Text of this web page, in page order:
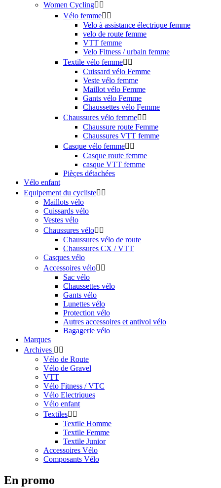
Women Cycling 
Vélo femme 
Velo à assistance électrique femme
velo de route femme
VTT femme
Velo Fitness / urbain femme
Textile vélo femme 
Cuissard vélo Femme
Veste vélo femme
Maillot vélo Femme
Gants vélo Femme
Chaussettes vélo Femme
Chaussures vélo femme 
Chaussure route Femme
Chaussures VTT femme
Casque vélo femme 
Casque route femme
casque VTT femme
Pièçes détachées
Vélo enfant
Equipement du cycliste 
Maillots vélo
Cuissards vélo
Vestes vélo
Chaussures vélo 
Chaussures vélo de route
Chaussures CX / VTT
Casques vélo
Accessoires vélo 
Sac vélo
Chaussettes vélo
Gants vélo
Lunettes vélo
Protection vélo
Autres accessoires et antivol vélo
Bagagerie vélo
Marques
Archives  
Vélo de Route
Vélo de Gravel
VTT
Vélo Fitness / VTC
Vélo Electriques
Vélo enfant
Textiles 
Textile Homme
Textile Femme
Textile Junior
Accessoires Vélo
Composants Vélo
En promo